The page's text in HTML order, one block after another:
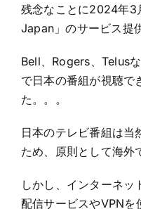
残念なことに2024年3
Japan」のサービス提
Bell、Rogers、Telus
で日本の番組が視聴で
た。。。
日本のテレビ番組は当
ため、原則として海外
しかし、インターネッ
配信サービスやVPNを